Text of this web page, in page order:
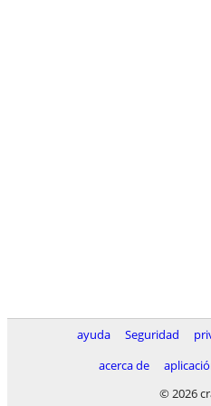
ayuda Seguridad
acerca de
© 2026